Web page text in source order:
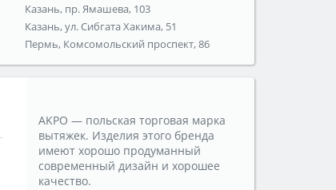
Казань, пр. Ямашева, 103
Казань, ул. Сибгата Хакима, 51
Пермь, Комсомольский проспект, 86
AKPO — польская торговая марка
вытяжек. Изделия этого бренда
имеют хорошо продуманный
современный дизайн и хорошее
качество.